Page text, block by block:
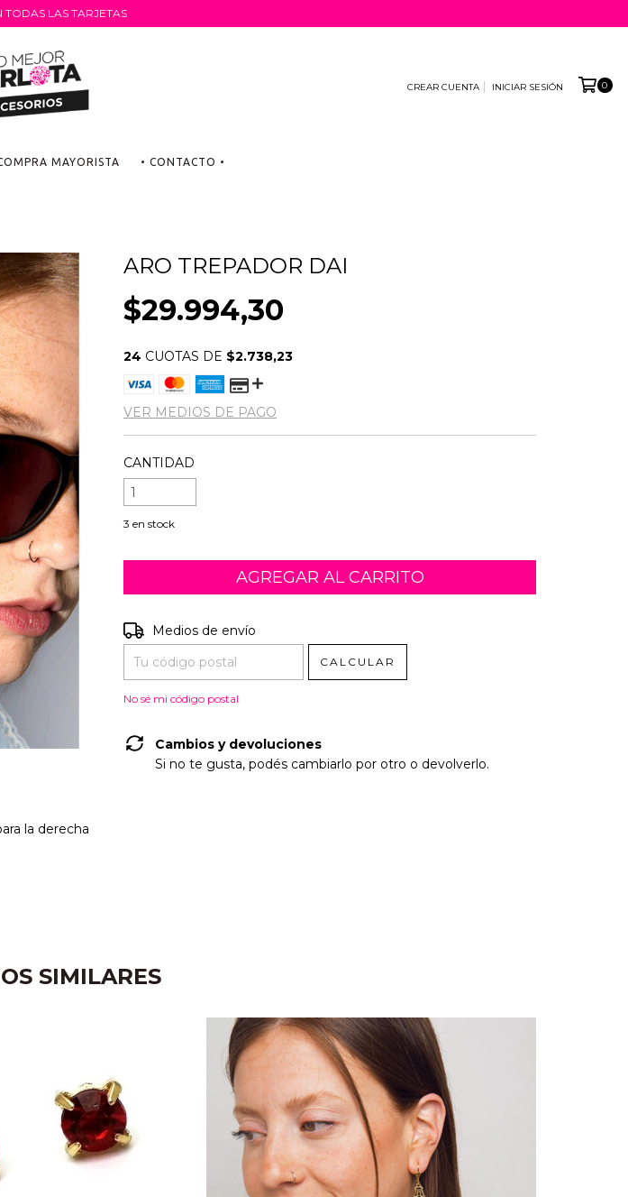
TODAS LAS TARJETAS
CREAR CUENTA INICIAR SESIÓN 0
MAYORISTA • CONTACTO •
la derecha
ARO TREPADOR DAI
$29.994,30
24 CUOTAS DE $2.738,23
VER MEDIOS DE PAGO
CANTIDAD
3 en stock
Entregas para el CP:
Medios de envío
CALCULAR
No sé mi código postal
Cambios y devoluciones
Si no te gusta, podés cambiarlo por otro o devolverlo.
SIMILARES